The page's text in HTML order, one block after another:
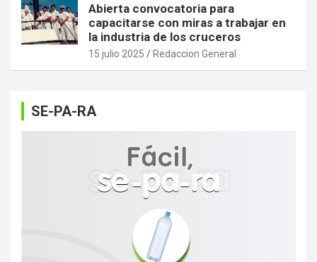
Abierta convocatoria para
capacitarse con miras a trabajar en
la industria de los cruceros
15 julio 2025 Redaccion General
SE-PA-RA